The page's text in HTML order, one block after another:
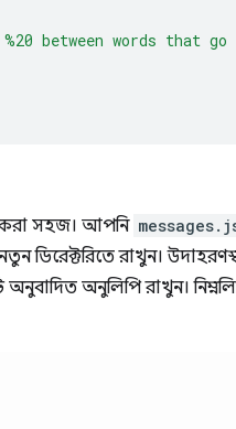
between words that
করা সহজ। আপনি
ডিরেক্টরিতে রাখুন।
অনুলিপি রাখুন।